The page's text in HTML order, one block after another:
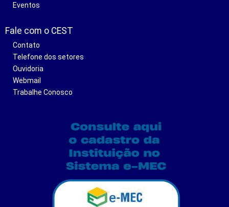
Eventos
Fale com o CEST
Contato
Telefone dos setores
Ouvidoria
Webmail
Trabalhe Conosco